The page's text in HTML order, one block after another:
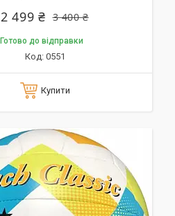
3 400 ₴
2 499 ₴
Готово до відправки
0551
Купити